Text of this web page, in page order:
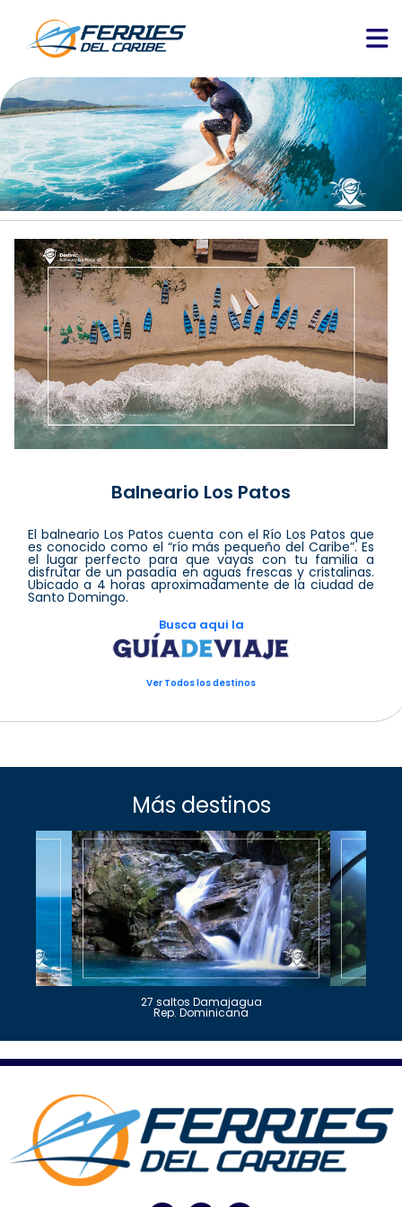
Balneario Los Patos
El balneario Los Patos cuenta con el Río Los Patos que
es conocido como el “río más pequeño del Caribe”. Es
el lugar perfecto para que vayas con tu familia a
disfrutar de un pasadía en aguas frescas y cristalinas.
Ubicado a 4 horas aproximadamente de la ciudad de
Santo Domingo.
Busca aqui la
Ver Todos los destinos
Más destinos
27 saltos Damajagua
Rep. Dominicana